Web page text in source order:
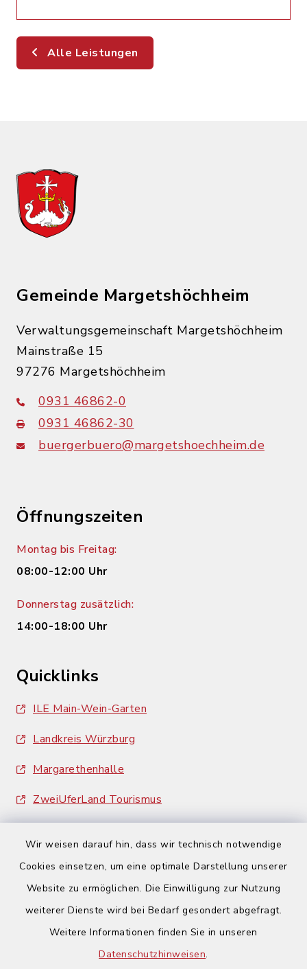
Wir weisen darauf hin, dass wir technisch notwendige
Cookies einsetzen, um eine optimale Darstellung unserer
Website zu ermöglichen. Die Einwilligung zur Nutzung
weiterer Dienste wird bei Bedarf gesondert abgefragt.
Weitere Informationen finden Sie in unseren
Datenschutzhinweisen.
Alle Leistungen
Gemeinde Margetshöchheim
Verwaltungsgemeinschaft Margetshöchheim
Mainstraße 15
97276 Margetshöchheim
0931 46862-0
0931 46862-30
buergerbuero@margetshoechheim.de
Öffnungszeiten
Montag bis Freitag:
08:00-12:00 Uhr
Donnerstag zusätzlich:
14:00-18:00 Uhr
Quicklinks
ILE Main-Wein-Garten
Landkreis Würzburg
Margarethenhalle
ZweiUferLand Tourismus
Barrierefreiheit